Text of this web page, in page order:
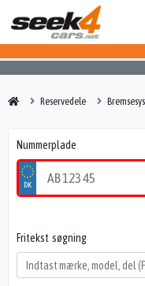
Reservedele
Nummerplade
Fritekst søgning